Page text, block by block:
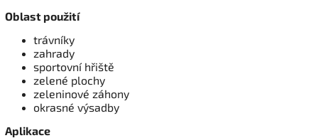
Oblast použití
trávníky
zahrady
sportovní hřiště
zelené plochy
zeleninové záhony
okrasné výsadby
Aplikace